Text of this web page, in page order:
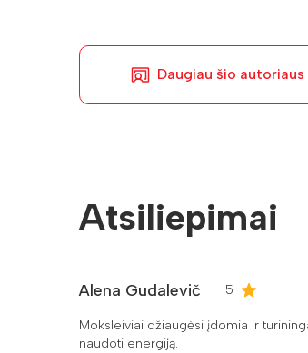
Daugiau šio
Atsiliepimai
Alena Gudalevič 5
Moksleiviai džiaugėsi įdomia ir
naudoti energiją.